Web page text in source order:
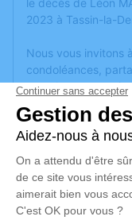
le décès de Léon
2023 à Tassin-la-
Nous vous invitons
condoléances,
anecdote ou
ou des textes. Cet
honorer la mémoire
Un service de